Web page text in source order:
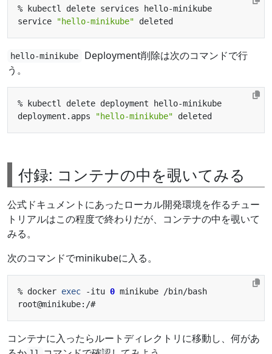
service
"hello-minikube"
hello-minikube
Deployment削除は次のコマンドで行
う。
deployment.apps
"hello-minikube"
付録: コンテナの中を覗いてみる
公式ドキュメントにあったローカル開発環境を作るチュー
トリアルはこの程度で終わりだが、コンテナの中を覗いて
みる。
次のコマンドでminikubeに入る。
% docker exec -itu 0
コンテナに入ったらルートディレクトリに移動し、何があ